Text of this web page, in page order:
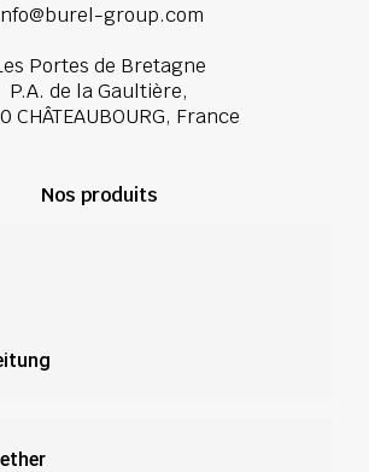
group.com
Portes de Bretagne
P.A. de la Gaultière,
CHÂTEAUBOURG, France
Nos produits